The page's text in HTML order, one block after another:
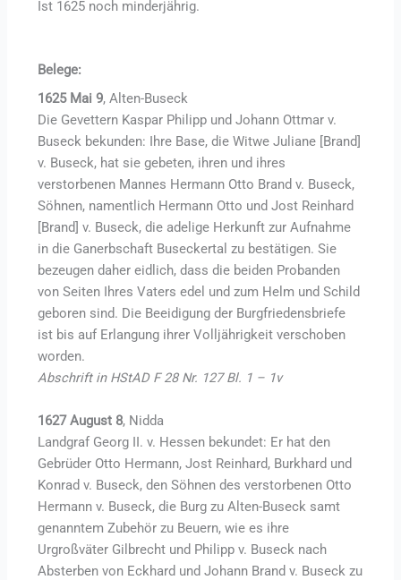
Ist 1625 noch minderjährig.
Belege:
1625 Mai 9, Alten-Buseck
Die Gevettern Kaspar Philipp und Johann Ottmar v.
Buseck bekunden: Ihre Base, die Witwe Juliane [Brand]
v. Buseck, hat sie gebeten, ihren und ihres
verstorbenen Mannes Hermann Otto Brand v. Buseck,
Söhnen, namentlich Hermann Otto und Jost Reinhard
[Brand] v. Buseck, die adelige Herkunft zur Aufnahme
in die Ganerbschaft Buseckertal zu bestätigen. Sie
bezeugen daher eidlich, dass die beiden Probanden
von Seiten Ihres Vaters edel und zum Helm und Schild
geboren sind. Die Beeidigung der Burgfriedensbriefe
ist bis auf Erlangung ihrer Volljährigkeit verschoben
worden.
Abschrift in HStAD F 28 Nr. 127 Bl. 1 – 1v
1627 August 8, Nidda
Landgraf Georg II. v. Hessen bekundet: Er hat den
Gebrüder Otto Hermann, Jost Reinhard, Burkhard und
Konrad v. Buseck, den Söhnen des verstorbenen Otto
Hermann v. Buseck, die Burg zu Alten-Buseck samt
genanntem Zubehör zu Beuern, wie es ihre
Urgroßväter Gilbrecht und Philipp v. Buseck nach
Absterben von Eckhard und Johann Brand v. Buseck zu